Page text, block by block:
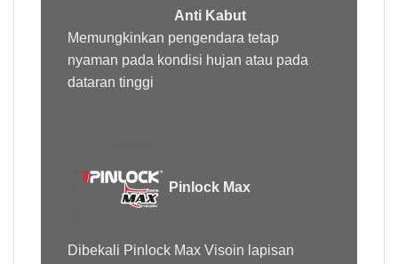
Anti Kabut
Memungkinkan pengendara tetap
nyaman pada kondisi hujan atau pada
dataran tinggi
Pinlock Max
Dibekali Pinlock Max Visoin lapisan